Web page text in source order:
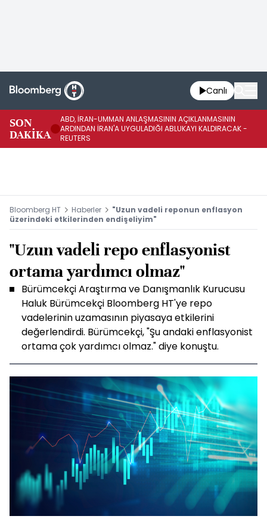
Canlı
SON
DAKİKA
ABD, İRAN-UMMAN ANLAŞMASININ AÇIKLANMASININ
ARDINDAN İRAN'A UYGULADIĞI ABLUKAYI KALDIRACAK -
REUTERS
Bloomberg HT Haberler
"Uzun vadeli reponun enflasyon
üzerindeki etkilerinden endişeliyim"
"Uzun vadeli repo enflasyonist
ortama yardımcı olmaz"
Bürümcekçi Araştırma ve Danışmanlık Kurucusu
Haluk Bürümcekçi Bloomberg HT'ye repo
vadelerinin uzamasının piyasaya etkilerini
değerlendirdi. Bürümcekçi, "Şu andaki enflasyonist
ortama çok yardımcı olmaz." diye konuştu.